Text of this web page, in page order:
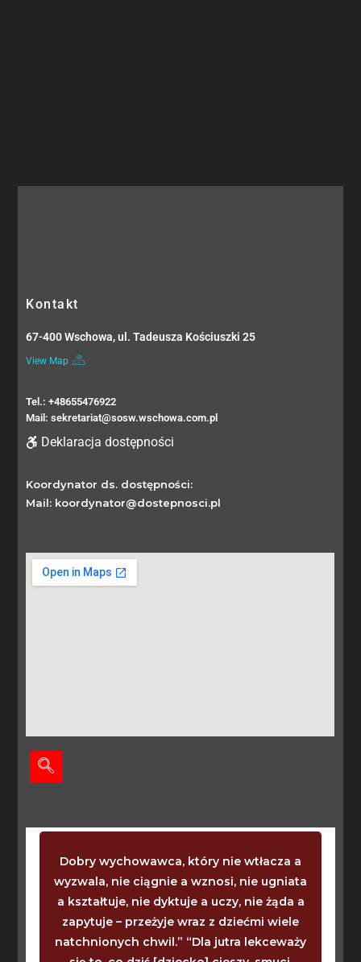
Kontakt
67-400 Wschowa, ul. Tadeusza Kościuszki 25
View Map
Tel.: +48655476922
Mail: sekretariat@sosw.wschowa.com.pl
Deklaracja dostępności
Koordynator ds. dostępności:
Mail: koordynator@dostepnosci.pl
Dobry wychowawca, który nie wtłacza a
wyzwala, nie ciągnie a wznosi, nie ugniata
a kształtuje, nie dyktuje a uczy, nie żąda a
zapytuje – przeżyje wraz z dziećmi wiele
natchnionych chwil.” “Dla jutra lekceważy